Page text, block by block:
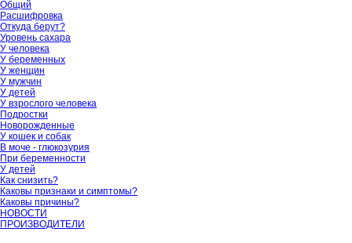
Общий
Расшифровка
Откуда берут?
Уровень сахара
У человека
У беременных
У женщин
У мужчин
У детей
У взрослого человека
Подростки
Новорожденные
У кошек и собак
В моче - глюкозурия
При беременности
У детей
Как снизить?
Каковы признаки и симптомы?
Каковы причины?
НОВОСТИ
ПРОИЗВОДИТЕЛИ